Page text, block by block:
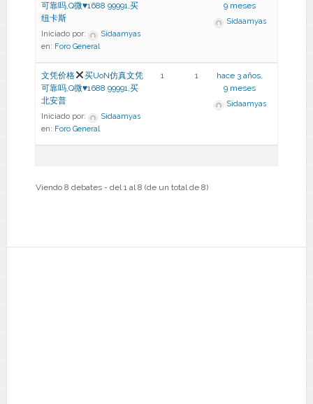
可靠吗,Q微♥1688 99991,买
纽卡斯
Iniciado por:
Sidaamyas
en: Foro General
9 meses
Sidaamyas
文凭价格
买UoN仿真文凭
可靠吗,Q微♥1688 99991,买
北安普
Iniciado por:
Sidaamyas
en: Foro General
1 1
hace 3 años,
9 meses
Sidaamyas
Viendo 8 debates - del 1 al 8 (de un total de 8)